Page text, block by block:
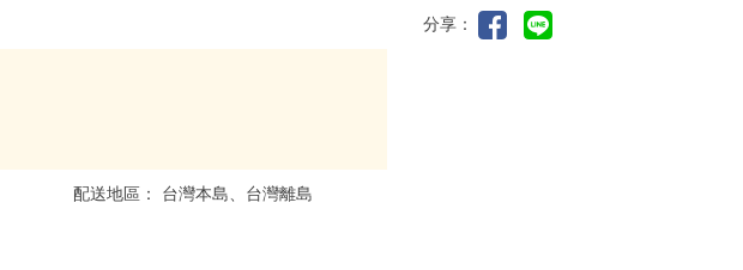
配送地區： 台灣本島、台灣離島
分享：